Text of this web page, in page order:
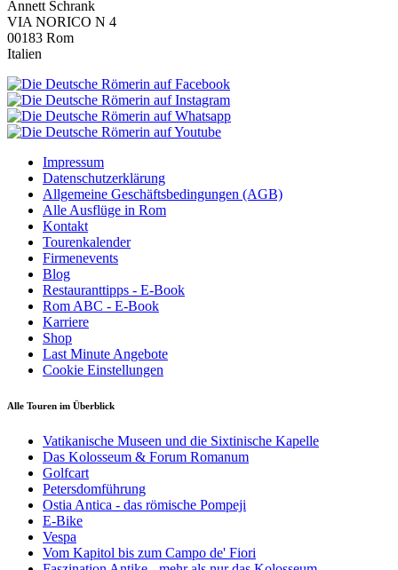
Annett Schrank
VIA NORICO N 4
00183 Rom
Italien
Impressum
Datenschutzerklärung
Allgemeine Geschäftsbedingungen (AGB)
Alle Ausflüge in Rom
Kontakt
Tourenkalender
Firmenevents
Blog
Restauranttipps - E-Book
Rom ABC - E-Book
Karriere
Shop
Last Minute Angebote
Cookie Einstellungen
Alle Touren im Überblick
Vatikanische Museen und die Sixtinische Kapelle
Das Kolosseum & Forum Romanum
Golfcart
Petersdomführung
Ostia Antica - das römische Pompeji
E-Bike
Vespa
Vom Kapitol bis zum Campo de' Fiori